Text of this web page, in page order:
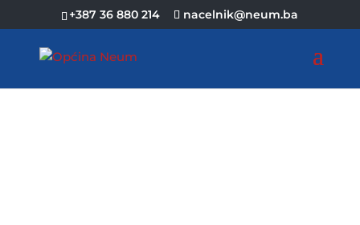
+387 36 880 214 nacelnik@neum.ba